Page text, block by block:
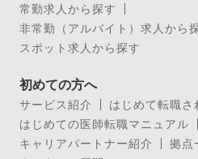
常勤求人から探す
非常勤（アルバイト）求人から
スポット求人から探す
初めての方へ
サービス紹介
はじめて転職さ
はじめての医師転職マニュアル
キャリアパートナー紹介
拠点